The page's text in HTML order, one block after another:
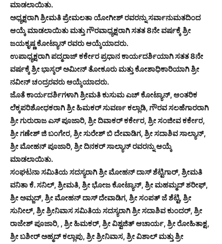
ಮಾಡಲಾಯಿತು.
ಅಧ್ಯಕ್ಷರಾಗಿ ಶ್ರೀಮತಿ ಪ್ರೇಮಲತಾ ಯೋಗೀಶ್ ರವರನ್ನು ಸರ್ವಾನುಮತದಿಂದ
ಆಯ್ಕೆ ಮಾಡಲಾಯಿತು ಮತ್ತು ಗೌರವಾಧ್ಯಕ್ಷರಾಗಿ ಸತತ 8ನೇ ವರ್ಷಕ್ಕೆ ಶ್ರೀ
ಜಯಕೃಷ್ಣ ಕೋಟ್ಯಾನ್ ರವರು ಆಯ್ಕೆಯಾದರು.
ಉಪಾಧ್ಯಕ್ಷರಾಗಿ ಪದ್ಮರಾಜ್ ಕರ್ಕೇರ ಪ್ರಧಾನ ಕಾರ್ಯದರ್ಶಿಯಾಗಿ ಸತತ 8ನೇ
ವರ್ಷಕ್ಕೆ ಶ್ರೀ ಭಾಸ್ಕರ್ ಅಮೀನ್ ತೋಕೂರು ಮತ್ತು ಕೋಶಾಧಿಕಾರಿಯಾಗಿ ಶ್ರೀ
ನವೀನ್ ಚಂದ್ರರವರು ಆಯ್ಕೆಯಾದರು.
ಜೊತೆ ಕಾರ್ಯದರ್ಶಿಗಳಾಗಿ ಶ್ರೀಮತಿ ಕುಸುಮ ಎಚ್ ಕೋಟ್ಯಾನ್, ಆಂತರಿಕ
ಲೆಕ್ಕಪರಿಶೋಧಕರಾಗಿ ಶ್ರೀ ಹಿಮಕರ್ ಸುವರ್ಣ ಕಲ್ಲಾಡಿ, ಗೌರವ ಸಲಹೆಗಾರರಾಗಿ
ಶ್ರೀ ಗುರುರಾಜ ಎಸ್ ಪೂಜಾರಿ, ಶ್ರೀ ದಿವಾಕರ್ ಕರ್ಕೇರ, ಶ್ರೀ ಸಂಜೀವ ಕರ್ಕೇರ,
ಶ್ರೀ ಗಣೇಶ್ ಜಿ ಬಂಗೇರ, ಶ್ರೀ ಸುರೇಶ್ ಬಿ ದೇವಾಡಿಗ, ಶ್ರೀ ಸದಾಶಿವ ಸಾಲ್ಯಾನ್,
ಶ್ರೀ ಮೋಹನ್ ಪೂಜಾರಿ, ಶ್ರೀ ದಿನಕರ್ ಸಾಲ್ಯಾನ್ ರವರನ್ನು ಆಯ್ಕೆ
ಮಾಡಲಾಯಿತು.
ಸಂಘಟನಾ ಸಮಿತಿಯ ಸದಸ್ಯರಾಗಿ ಶ್ರೀ ಮೋಹನ್ ದಾಸ್ ಶೆಟ್ಟಿಗಾರ್, ಶ್ರೀಮತಿ
ವನಿತಾ ಕೆ. ಸನಿಲ್, ಶ್ರೀಮತಿ, ಶ್ರೀ ಭೋಜ ಕೋಟ್ಯಾನ್, ಶ್ರೀ ಮಹಮ್ಮದ್ ಶರೀಫ್,
ಶ್ರೀ ಅಮ್ಜದ್, ಶ್ರೀ ಮೋಹನ್ ದಾಸ್ ದೇವಾಡಿಗ, ಶ್ರೀ ಸಂಪತ್ ಜೆ ಶೆಟ್ಟಿ, ಶ್ರೀ
ಸುನೀಲ್, ಶ್ರೀ ಶ್ರೀನಿವಾಸ ಸಮಿತಿಯ ಸದಸ್ಯರಾಗಿ ಶ್ರೀ ಸದಾಶಿವ ಕುಂದರ್, ಶ್ರೀ
ರಾಜೇಶ್ ಪೂಜಾರಿ, , ಶ್ರೀ ಹಿಮಕರ್, ಶ್ರೀ ವಿಶ್ವಜಿತ್ ಆಚಾರ್ಯ, ಶ್ರೀ ರೋಹಿತಾಕ್ಷ,
ಶ್ರೀ ಬಶೀರ್ ಅಹ್ಮದ್ ಕಲ್ಲಾಪು, ಶ್ರೀ ಶ್ರೀನಿವಾಸ, ಶ್ರೀ ವಿಶಾಲ್ ಮತ್ತು ಶ್ರೀ